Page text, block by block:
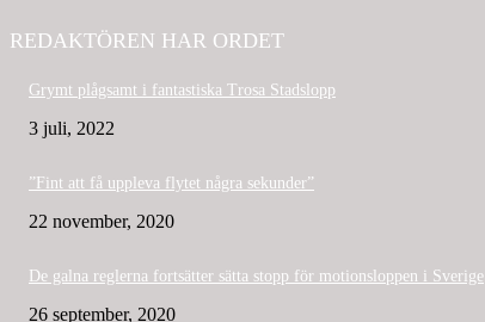
REDAKTÖREN HAR ORDET
Grymt plågsamt i fantastiska Trosa Stadslopp
3 juli, 2022
”Fint att få uppleva flytet några sekunder”
22 november, 2020
De galna reglerna fortsätter sätta stopp för motionsloppen i Sverige
26 september, 2020